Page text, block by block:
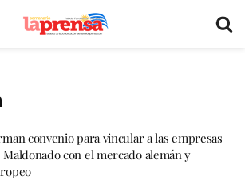
convenio para vincular a las empresas
Maldonado con el mercado alemán y